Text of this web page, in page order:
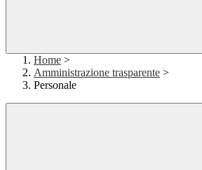
Home >
Amministrazione trasparente >
Personale